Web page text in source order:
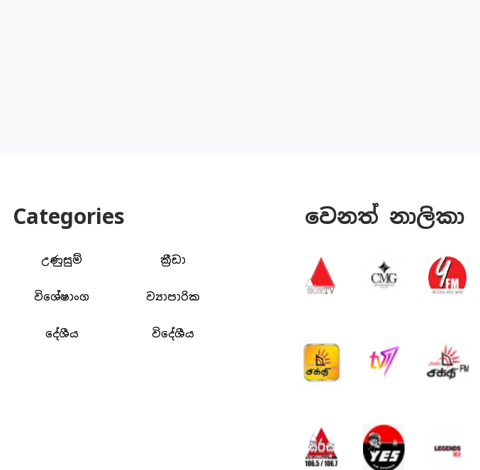
Categories
උණුසුම් ක්‍රීඩා
විශේෂාංග ව්‍යාපාරික
දේශීය විදේශීය
වෙනත් නාලිකා